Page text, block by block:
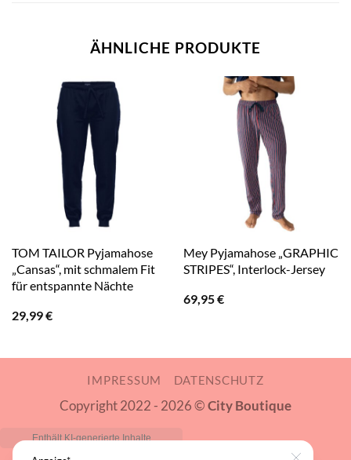
ÄHNLICHE PRODUKTE
TOM TAILOR Pyjamahose
„Cansas“, mit schmalem Fit
für entspannte Nächte
29,99€
Mey Pyjamahose „GRAPHIC
STRIPES“, Interlock-Jersey
69,95€
IMPRESSUM DATENSCHUTZ
Copyright 2022 - 2026 ©City Boutique